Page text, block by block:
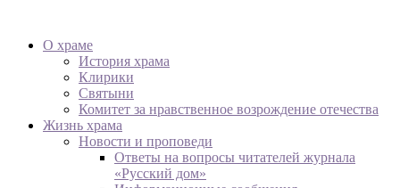
О храме
История храма
Клирики
Святыни
Комитет за нравственное возрождение отечества
Жизнь храма
Новости и проповеди
Ответы на вопросы читателей журнала
«Русский дом»